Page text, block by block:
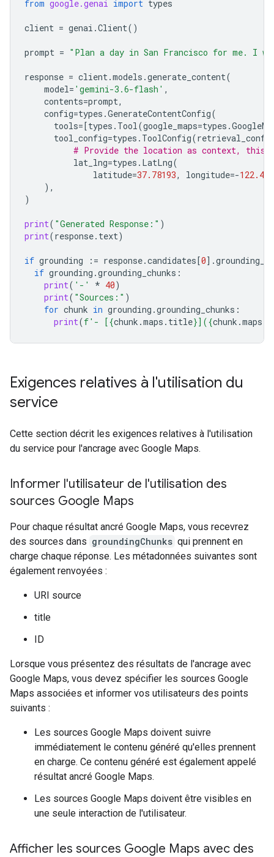
from google.genai import types
client = genai .Client()
prompt = "Plan a day in San Francisco for me. I
response = client.models .generate_content(
model= 'gemini-3.6-flash' ,
contents=prompt,
config=types .GenerateContentConfig(
tools=[types . Tool(google_maps=types .
tool_config=types . ToolConfig(
# Provide the location as context, this
lat_lng=types . LatLng(
latitude=37.78193, longitude=-
),
)
print( "Generated Response:" )
print(response. text)
if grounding := response.candidates[0] .
if grounding .grounding_chunks :
print( '-' * 40)
print( "Sources:" )
for chunk in grounding .grounding_chunks :
print(f'- [{chunk .maps . title}]({chunk .maps
Exigences relatives à l'utilisation du
service
Cette section décrit les exigences relatives à l'utilisation
du service pour l'ancrage avec Google Maps.
Informer l'utilisateur de l'utilisation des
sources Google Maps
Pour chaque résultat ancré Google Maps, vous recevrez
des sources dans groundingChunks qui prennent en
charge chaque réponse. Les métadonnées suivantes sont
également renvoyées :
URI source
title
ID
Lorsque vous présentez des résultats de l'ancrage avec
Google Maps, vous devez spécifier les sources Google
Maps associées et informer vos utilisateurs des points
suivants :
Les sources Google Maps doivent suivre
immédiatement le contenu généré qu'elles prennent
en charge. Ce contenu généré est également appelé
résultat ancré Google Maps.
Les sources Google Maps doivent être visibles en
une seule interaction de l'utilisateur.
Afficher les sources Google Maps avec des